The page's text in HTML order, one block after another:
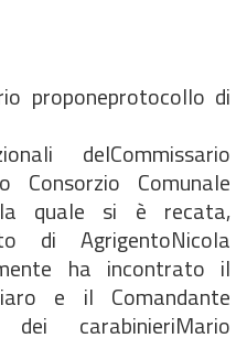
proponeprotocollo di
delCommissario
Consorzio Comunale
la quale si è recata,
di AgrigentoNicola
ha incontrato il
e il Comandante
carabinieriMario